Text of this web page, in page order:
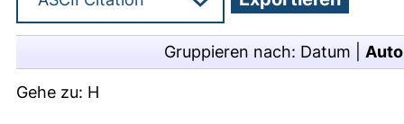
Gruppieren nach: Datum
Gehe zu: H